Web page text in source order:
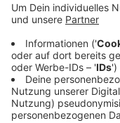
dass Kitas ihre
müssen. Teilweise
geschlossen
kommenden Jahr
fehlt das Personal,